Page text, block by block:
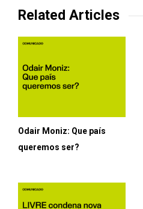
Related Articles
Odair Moniz: Que país
queremos ser?